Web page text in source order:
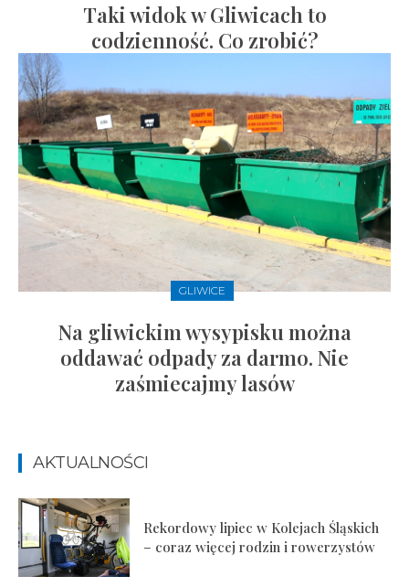
Taki widok w Gliwicach to
codzienność. Co zrobić?
GLIWICE
Na gliwickim wysypisku można
oddawać odpady za darmo. Nie
zaśmiecajmy lasów
AKTUALNOŚCI
Rekordowy lipiec w Kolejach Śląskich
– coraz więcej rodzin i rowerzystów